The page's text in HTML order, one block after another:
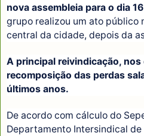
nova assembleia para o dia
grupo realizou um ato público
central da cidade, depois da
A principal reivindicação, nos
recomposição das perdas
últimos anos.
De acordo com cálculo do
Departamento Intersindical